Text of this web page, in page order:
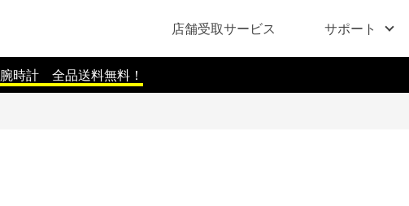
店舗受取サービス サポート
腕時計 全品送料無料！